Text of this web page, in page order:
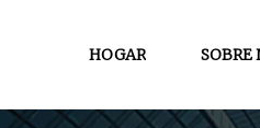
HOGAR SOBRE